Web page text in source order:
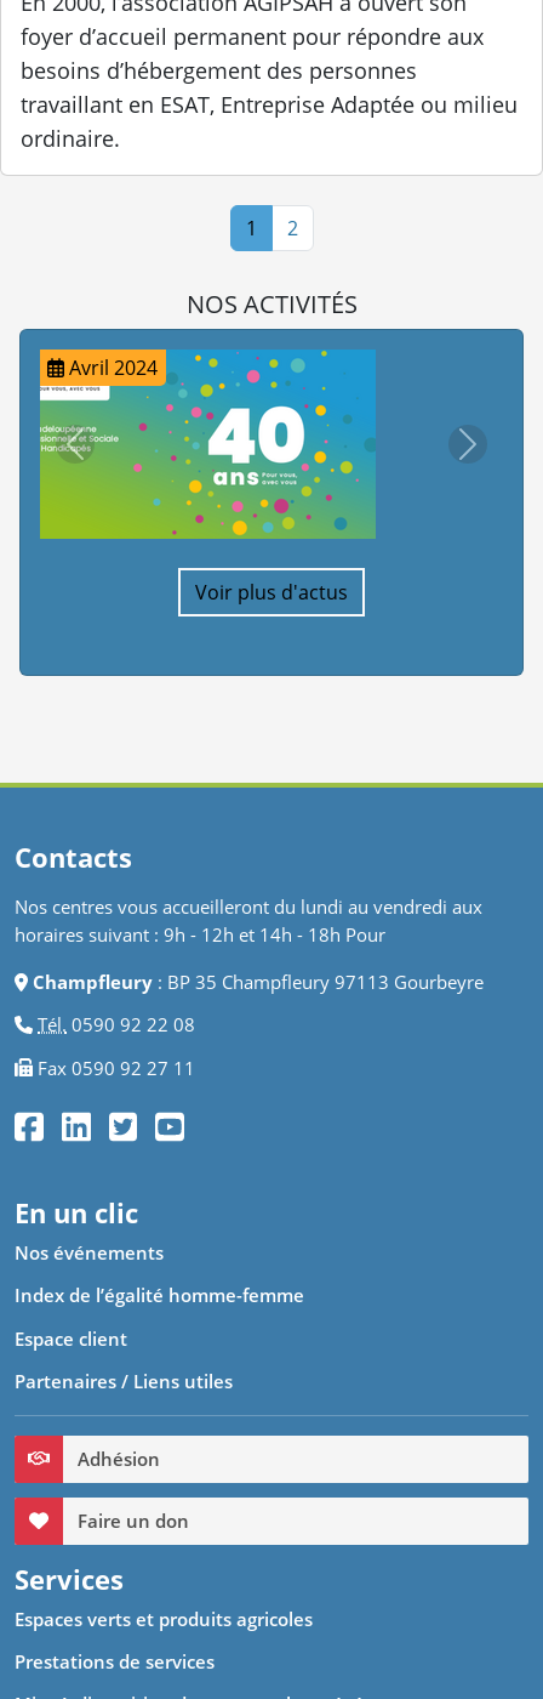
foyer d’accueil permanent pour répondre aux
besoins d’hébergement des personnes
travaillant en ESAT, Entreprise Adaptée ou milieu
ordinaire.
1 2
NOS ACTIVITÉS
Juillet 2023
précédent
horaires suivant : 9h - 12h et 14h - 18h Pour
Champfleury: BP 35 Champfleury 97113 Gourbeyre
Tél.0590 92 22 08
En un clic
Nos événements
Index de l’égalité homme-femme
Espace client
Partenaires / Liens utiles
Faire un don
Services